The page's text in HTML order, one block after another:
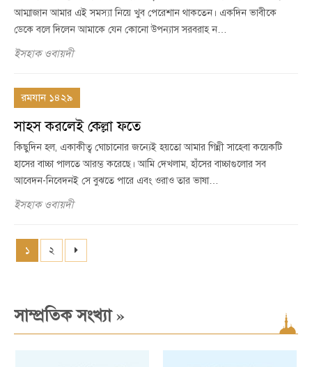
আম্মাজান আমার এই সমস্যা নিয়ে খুব পেরেশান থাকতেন। একদিন ভাবীকে
ডেকে বলে দিলেন আমাকে যেন কোনো উপন্যাস সরবরাহ ন…
ইসহাক ওবায়দী
রমযান ১৪২৯
সাহস করলেই কেল্লা ফতে
কিছুদিন হল, একাকীত্ব ঘোচানোর জন্যেই হয়তো আমার গিন্নী সাহেবা কয়েকটি
হাসের বাচ্চা পালতে আরম্ভ করেছে। আমি দেখলাম, হাঁসের বাচ্চাগুলোর সব
আবেদন-নিবেদনই সে বুঝতে পারে এবং ওরাও তার ভাষা…
ইসহাক ওবায়দী
১ ২
সাম্প্রতিক সংখ্যা»